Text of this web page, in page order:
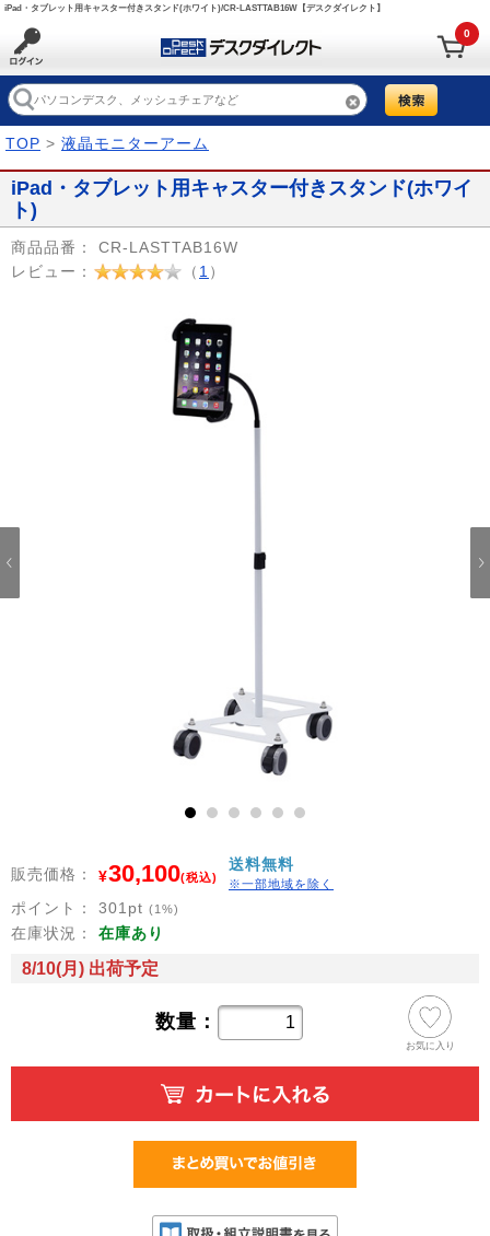
iPad・タブレット用キャスター付きスタンド(ホワイト)/CR-LASTTAB16W【デスクダイレクト】
0
TOP > 液晶モニターアーム
iPad・タブレット用キャスター付きスタンド(ホワイ
ト)
商品品番：
CR-LASTTAB16W
レビュー：
（ 1 ）
販売価格： ¥30,100(税込)
送料無料
※一部地域を除く
ポイント： 301 pt (1%)
在庫状況： 在庫あり
8/10(月) 出荷予定
数量：
お気に入り